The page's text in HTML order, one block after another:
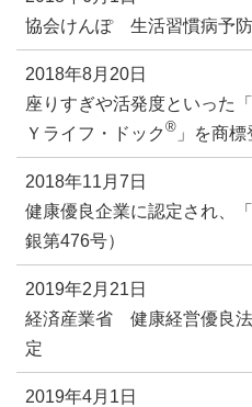
協会けんぽ 生活習慣病予
2018年8月20日
座りすぎや活発度といった
Ｙライフ・ドック ® 」を商
2018年11月7日
健康優良企業に認定され、
銀第476号）
2019年2月21日
経済産業省 健康経営優良
定
2019年4月1日